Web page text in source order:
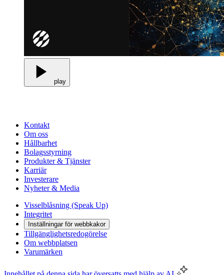
play
Kontakt
Om oss
Hållbarhet
Bolagsstyrning
Produkter & Tjänster
Karriär
Investerare
Nyheter & Media
Visselblåsning (Speak Up)
Integritet
Inställningar för webbkakor
Tillgänglighetsredogörelse
Om webbplatsen
Varumärken